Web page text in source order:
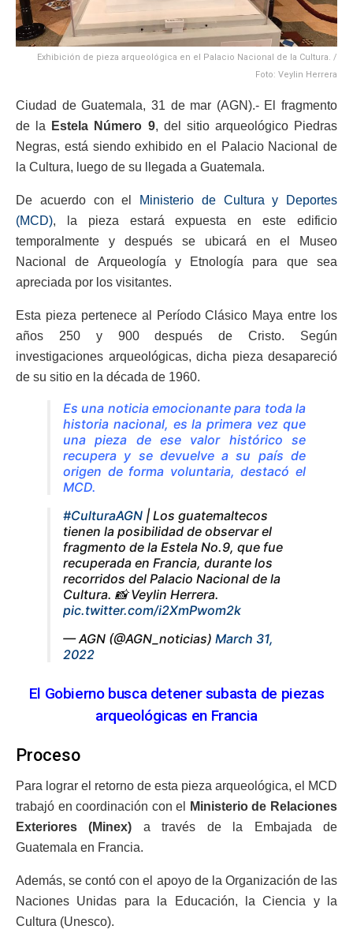
Exhibición de pieza arqueológica en el Palacio Nacional de la Cultura. /
Foto: Veylin Herrera
Ciudad de Guatemala, 31 de mar (AGN).- El fragmento
de la
Estela Número 9, del sitio arqueológico Piedras
Negras, está siendo exhibido en el Palacio Nacional de
la Cultura, luego de su llegada a Guatemala.
De acuerdo con el
Ministerio de Cultura y Deportes
(MCD), la pieza estará expuesta en este edificio
temporalmente y después se ubicará en el Museo
Nacional de Arqueología y Etnología para que sea
apreciada por los visitantes.
Esta pieza pertenece al Período Clásico Maya entre los
años 250 y 900 después de Cristo. Según
investigaciones arqueológicas, dicha pieza desapareció
de su sitio en la década de 1960.
Es una noticia emocionante para toda la
historia nacional, es la primera vez que
una pieza de ese valor histórico se
recupera y se devuelve a su país de
origen de forma voluntaria, destacó el
MCD.
#CulturaAGN | Los guatemaltecos
tienen la posibilidad de observar el
fragmento de la Estela No.9, que fue
recuperada en Francia, durante los
recorridos del Palacio Nacional de la
Cultura. 📸 Veylin Herrera.
pic.twitter.com/i2XmPwom2k
— AGN (@AGN_noticias) March 31,
2022
El Gobierno busca detener subasta de piezas
arqueológicas en Francia
Proceso
Para lograr el retorno de esta pieza arqueológica, el MCD
trabajó en coordinación con el
Ministerio de Relaciones
Exteriores (Minex) a través de la Embajada de
Guatemala en Francia.
Además, se contó con el apoyo de la Organización de las
Naciones Unidas para la Educación, la Ciencia y la
Cultura (Unesco).